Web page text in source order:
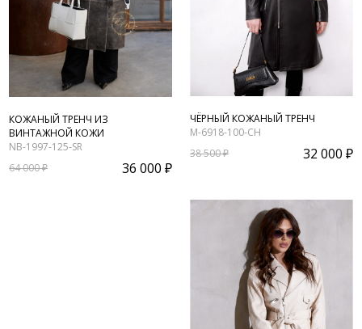
КОЖАНЫЙ ТРЕНЧ ИЗ
ВИНТАЖНОЙ КОЖИ
NB-1997-125-SR
64 000 ₽
36 000 ₽
ЧЁРНЫЙ КОЖАНЫЙ ТРЕНЧ
M-6918-100-CH
38 500 ₽
32 000 ₽